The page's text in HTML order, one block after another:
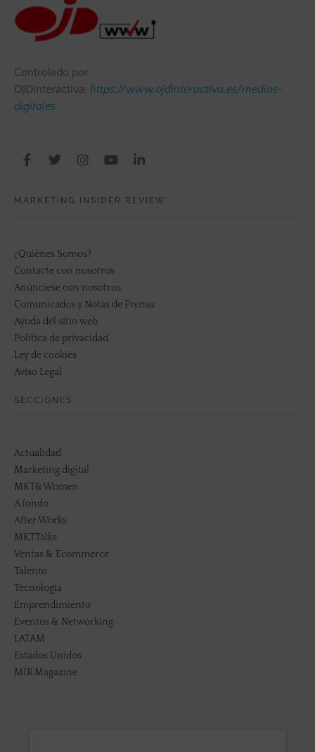
Controlado por
OJDinteractiva: https://www.ojdinteractiva.es/medios-
digitales
MARKETING INSIDER REVIEW
¿Quiénes Somos?
Contacte con nosotros
Anúnciese con nosotros
Comunicados y Notas de Prensa
Ayuda del sitio web
Política de privacidad
Ley de cookies
Aviso Legal
SECCIONES
Actualidad
Marketing digital
MKT&Women
A fondo
After Works
MKTTalks
Ventas & Ecommerce
Talento
Tecnología
Emprendimiento
Eventos & Networking
LATAM
Estados Unidos
MIR Magazine